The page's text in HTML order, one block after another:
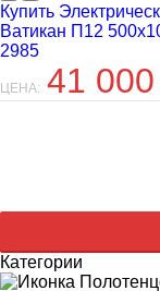
Купить
Ватикан П12
2985
ЦЕНА: 41 000
Категории